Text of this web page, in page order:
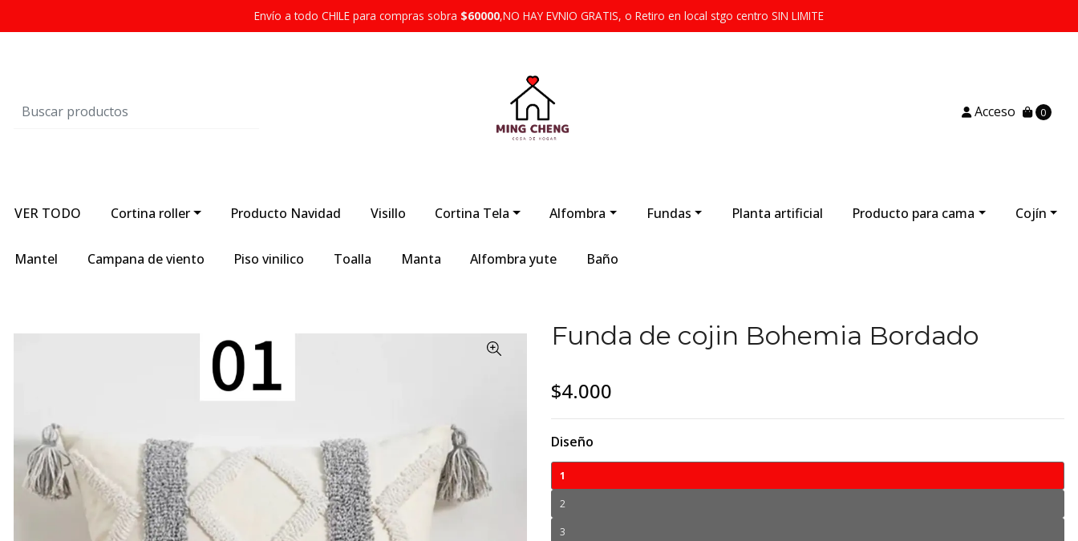
Envío a todo CHILE para compras sobra $60000,NO HAY EVNIO GRATIS, o Retiro en local stgo centro SIN LIMITE
Acceso 0
VER TODO Cortina roller Producto Navidad Visillo Cortina Tela Alfombra Fundas Planta artificial Producto para cama Cojín
Mantel Campana de viento Piso vinilico Toalla Manta Alfombra yute Baño
Funda de cojin Bohemia Bordado
$4.000
Diseño
1
2
3